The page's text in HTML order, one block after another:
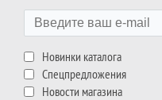
Новинки каталога
Спецпредложения
Новости магазина